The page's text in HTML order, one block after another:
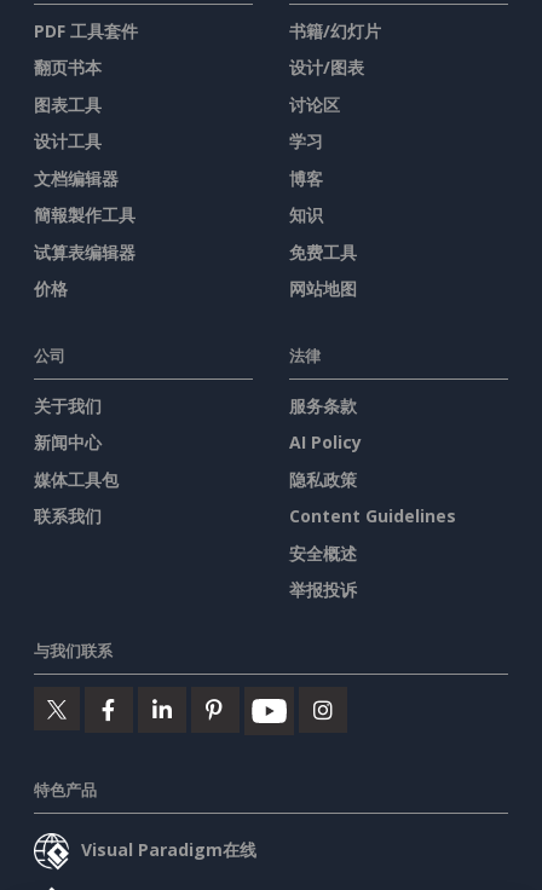
PDF 工具套件
翻页书本
图表工具
设计工具
文档编辑器
簡報製作工具
试算表编辑器
价格
书籍/幻灯片
设计/图表
讨论区
学习
博客
知识
免费工具
网站地图
公司
关于我们
新闻中心
媒体工具包
联系我们
法律
服务条款
AI Policy
隐私政策
Content Guidelines
安全概述
举报投诉
与我们联系
特色产品
Visual Paradigm在线